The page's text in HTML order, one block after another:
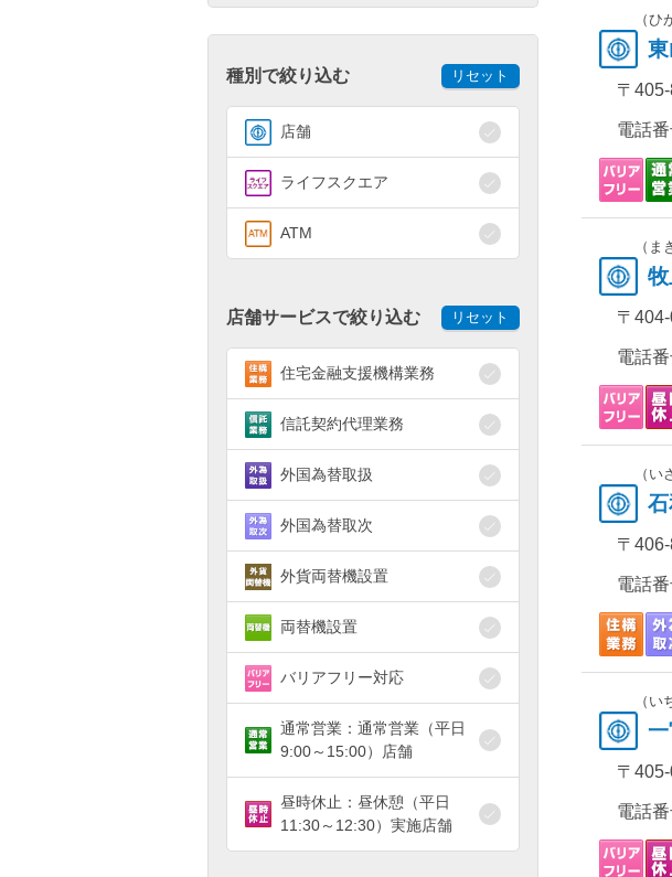
種別で絞り込む リセット
店舗
ライフスクエア
ATM
店舗サービスで絞り込む リセット
住宅金融支援機構業務
信託契約代理業務
外国為替取扱
外国為替取次
外貨両替機設置
両替機設置
バリアフリー対応
通常営業：通常営業（平日
9:00～15:00）店舗
昼時休止：昼休憩（平日
11:30～12:30）実施店舗
（ひ
〒
電話番
（ま
〒
電話番
（い
〒
電話番
（い
〒
電話番